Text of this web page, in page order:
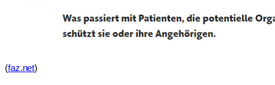
(faz.net)